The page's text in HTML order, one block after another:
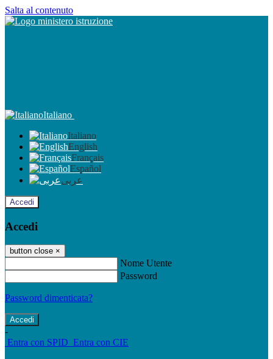
Salta al contenuto
Italiano
Italiano
English
Français
Español
عربى
Accedi
Accedi
button close ×
Nome Utente
Password
Password dimenticata?
-
Entra con SPID Entra con CIE